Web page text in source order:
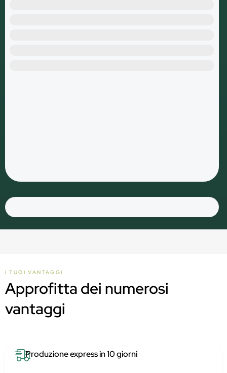
I TUOI VANTAGGI
Approfitta dei numerosi
vantaggi
Produzione express in 10 giorni